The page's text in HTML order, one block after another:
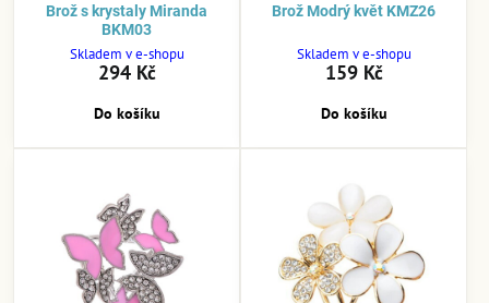
Brož s krystaly Miranda
BKM03
Skladem v e-shopu
294 Kč
Do košíku
Brož Modrý květ KMZ26
Skladem v e-shopu
159 Kč
Do košíku